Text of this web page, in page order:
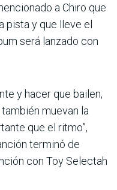
a Chiro que
pista y que lleve el
será lanzado con
y hacer que bailen,
muevan la
que el ritmo”,
terminó de
con Toy Selectah